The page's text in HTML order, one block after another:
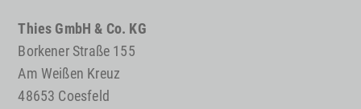
Thies GmbH & Co. KG
Borkener Straße 155
Am Weißen Kreuz
48653 Coesfeld